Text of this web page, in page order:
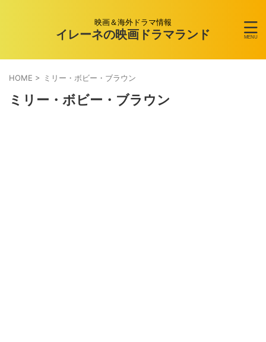
映画＆海外ドラマ情報
イレーネの映画ドラマランド
HOME > ミリー・ボビー・ブラウン
ミリー・ボビー・ブラウン